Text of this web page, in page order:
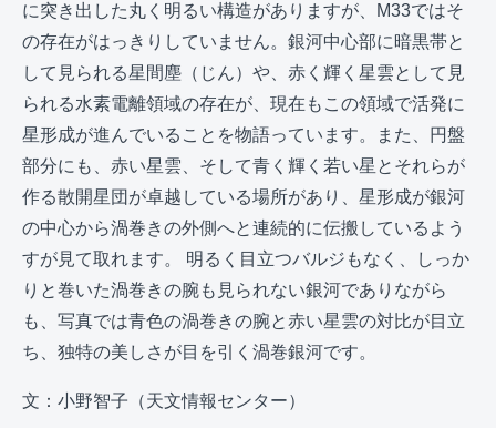
に突き出した丸く明るい構造がありますが、M33ではそ
の存在がはっきりしていません。銀河中心部に暗黒帯と
して見られる星間塵（じん）や、赤く輝く星雲として見
られる水素電離領域の存在が、現在もこの領域で活発に
星形成が進んでいることを物語っています。また、円盤
部分にも、赤い星雲、そして青く輝く若い星とそれらが
作る散開星団が卓越している場所があり、星形成が銀河
の中心から渦巻きの外側へと連続的に伝搬しているよう
すが見て取れます。 明るく目立つバルジもなく、しっか
りと巻いた渦巻きの腕も見られない銀河でありながら
も、写真では青色の渦巻きの腕と赤い星雲の対比が目立
ち、独特の美しさが目を引く渦巻銀河です。
文：小野智子（天文情報センター）